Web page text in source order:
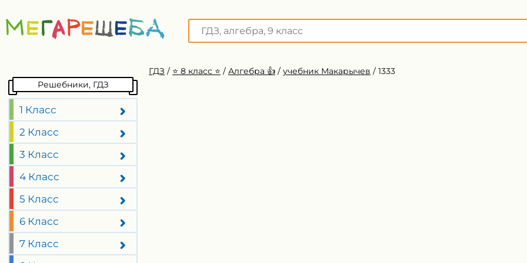
Решебники, ГДЗ
1 Класс
2 Класс
3 Класс
4 Класс
5 Класс
6 Класс
7 Класс
ГДЗ / ⭐️ 8 класс ⭐️ / Алгебра 👍 / учебник Макарычев / 1333